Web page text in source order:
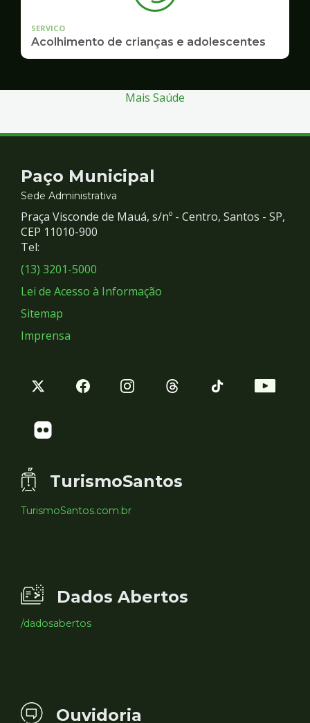
SERVICO
Acolhimento de crianças e adolescentes
Mais Saúde
Contato
e
Redes
Sociais
Paço Municipal
Sede Administrativa
Praça Visconde de Mauá, s/nº - Centro, Santos - SP,
CEP 11010-900
Tel:
(13) 3201-5000
Lei de Acesso à Informação
Sitemap
Imprensa
TurismoSantos
TurismoSantos.com.br
Dados Abertos
/dadosabertos
Ouvidoria